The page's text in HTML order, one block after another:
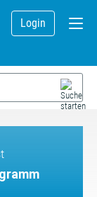
Login